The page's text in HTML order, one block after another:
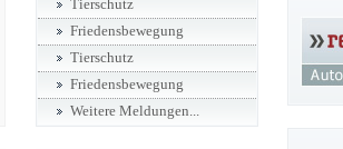
Tierschutz
Friedensbewegung
Tierschutz
Friedensbewegung
Weitere Meldungen...